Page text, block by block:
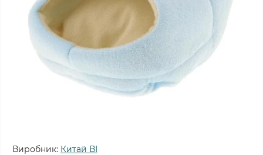
Виробник: Китай ВІ